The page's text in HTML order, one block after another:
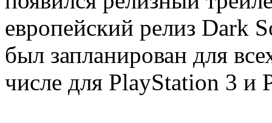
европейский релиз Dark
был запланирован для
числе для PlayStation 3 и